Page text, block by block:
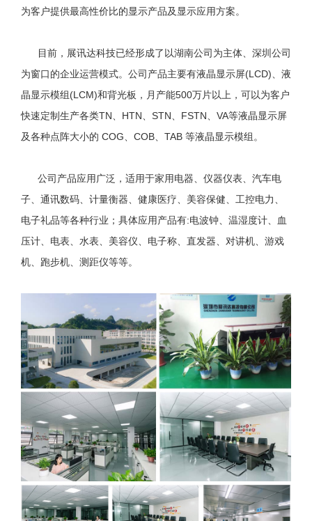
为客户提供最高性价比的显示产品及显示应用方案。
目前，展讯达科技已经形成了以湖南公司为主体、深圳公司
为窗口的企业运营模式。公司产品主要有液晶显示屏(LCD)、液
晶显示模组(LCM)和背光板，月产能500万片以上，可以为客户
快速定制生产各类TN、HTN、STN、FSTN、VA等液晶显示屏
及各种点阵大小的 COG、COB、TAB 等液晶显示模组。
公司产品应用广泛，适用于家用电器、仪器仪表、汽车电
子、通讯数码、计量衡器、健康医疗、美容保健、工控电力、
电子礼品等各种行业；具体应用产品有:电波钟、温湿度计、血
压计、电表、水表、美容仪、电子称、直发器、对讲机、游戏
机、跑步机、测距仪等等。